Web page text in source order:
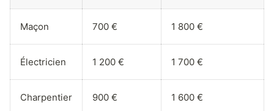
Maçon 700 € 1 800 €
Électricien 1 200 € 1 700 €
Charpentier 900 € 1 600 €